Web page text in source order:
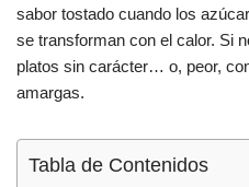
b
o
o
A
p
ar
tir
sabor tostado cuando los
se transforman con el calor. Si
platos sin carácter… o, peor,
amargas.
Tabla de Contenidos